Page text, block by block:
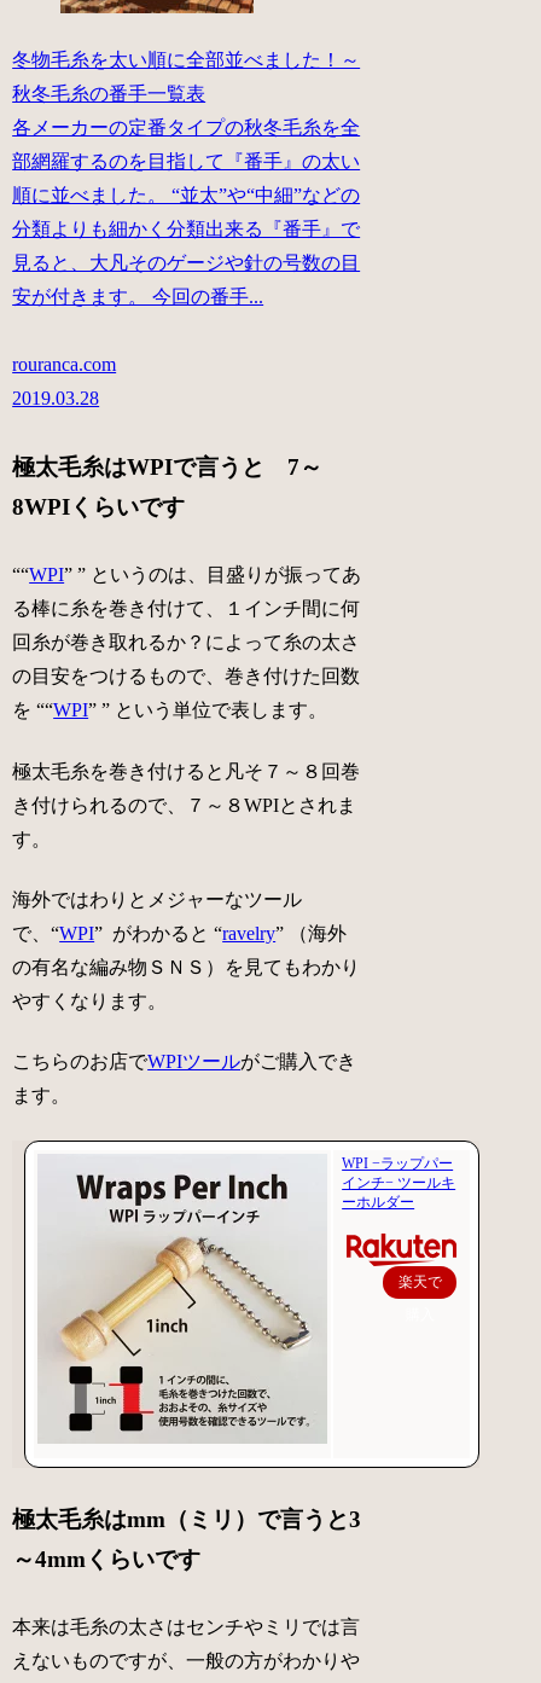
冬物毛糸を太い順に全部並べました！～
秋冬毛糸の番手一覧表
各メーカーの定番タイプの秋冬毛糸を全
部網羅するのを目指して『番手』の太い
順に並べました。 “並太”や“中細”などの
分類よりも細かく分類出来る『番手』で
見ると、大凡そのゲージや針の号数の目
安が付きます。 今回の番手...
rouranca.com
2019.03.28
極太毛糸はWPIで言うと 7～
8WPIくらいです
““WPI”” というのは、目盛りが振ってあ
る棒に糸を巻き付けて、１インチ間に何
回糸が巻き取れるか？によって糸の太さ
の目安をつけるもので、巻き付けた回数
を ““WPI”” という単位で表します。
極太毛糸を巻き付けると凡そ７～８回巻
き付けられるので、７～８WPIとされま
す。
海外ではわりとメジャーなツール
で、“WPI” がわかると “ravelry” （海外
の有名な編み物ＳＮＳ）を見てもわかり
やすくなります。
こちらのお店でWPIツールがご購入でき
ます。
WPI −ラップパー
インチ− ツールキ
ーホルダー
楽天で
極太毛糸はmm（ミリ）で言うと3
～4mmくらいです
本来は毛糸の太さはセンチやミリでは言
えないものですが、一般の方がわかりや